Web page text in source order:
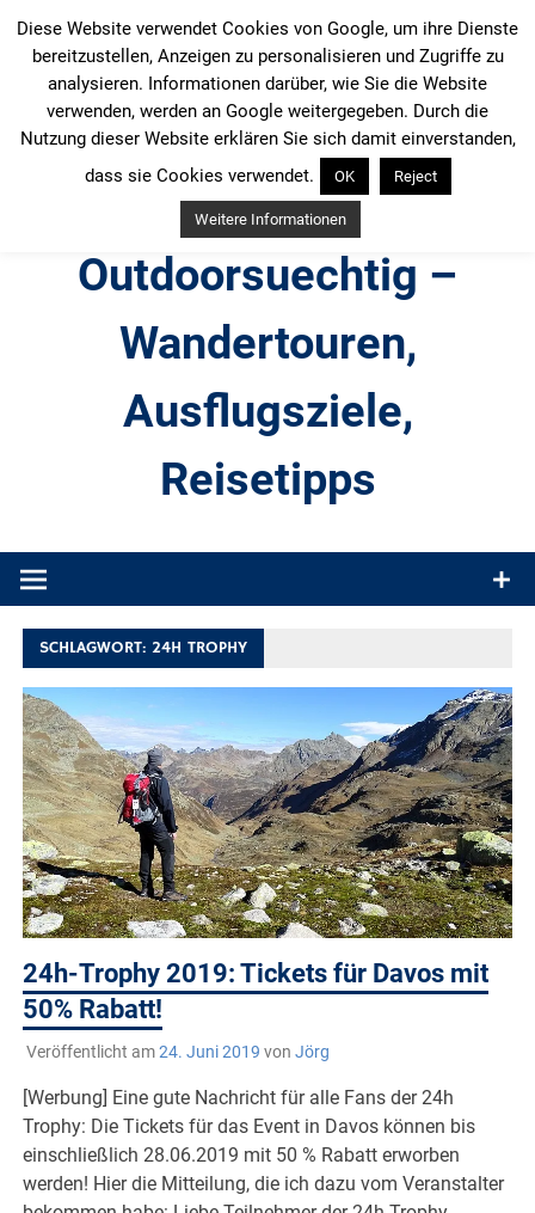
Inhalt
springen
Outdoorsuechtig –
Wandertouren,
Ausflugsziele,
Reisetipps
Produkttests und Buchrezensionen. Ein Blog für alle, die gern
SCHLAGWORT:24H TROPHY
24h-Trophy 2019: Tickets für Davos mit
50% Rabatt!
Veröffentlicht am24. Juni 2019 von Jörg
[Werbung] Eine gute Nachricht für alle Fans der 24h
Trophy: Die Tickets für das Event in Davos können bis
einschließlich 28.06.2019 mit 50 % Rabatt erworben
werden! Hier die Mitteilung, die ich dazu vom Veranstalter
Diese Website verwendet Cookies von Google, um ihre Dienste
bereitzustellen, Anzeigen zu personalisieren und Zugriffe zu
analysieren. Informationen darüber, wie Sie die Website
verwenden, werden an Google weitergegeben. Durch die
Nutzung dieser Website erklären Sie sich damit einverstanden,
dass sie Cookies verwendet.
OK Reject
Weitere Informationen